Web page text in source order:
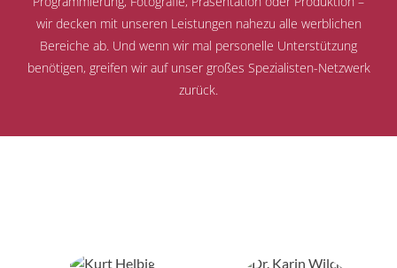
wir decken mit unseren Leistungen nahezu alle werblichen
Bereiche ab. Und wenn wir mal personelle Unterstützung
benötigen, greifen wir auf unser großes Spezialisten-Netzwerk
zurück.